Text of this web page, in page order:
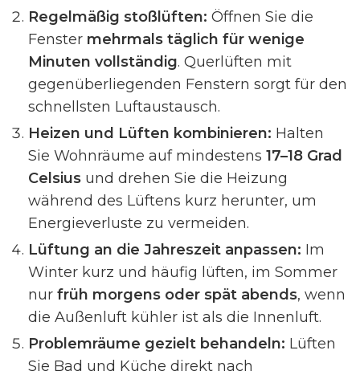
Regelmäßig stoßlüften: Öffnen Sie die
Fenster mehrmals täglich für wenige
Minuten vollständig. Querlüften mit
gegenüberliegenden Fenstern sorgt für den
schnellsten Luftaustausch.
Heizen und Lüften kombinieren: Halten
Sie Wohnräume auf mindestens 17–18 Grad
Celsius und drehen Sie die Heizung
während des Lüftens kurz herunter, um
Energieverluste zu vermeiden.
Lüftung an die Jahreszeit anpassen: Im
Winter kurz und häufig lüften, im Sommer
nur früh morgens oder spät abends, wenn
die Außenluft kühler ist als die Innenluft.
Problemräume gezielt behandeln: Lüften
Sie Bad und Küche direkt nach